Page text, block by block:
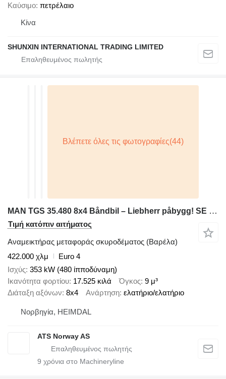
Καύσιμο πετρέλαιο
Κίνα
SHUNXIN INTERNATIONAL TRADING LIMITED
MAN TGS 35.480 8x4 Båndbil – Liebherr påbygg! SE VIDEO
Τιμή κατόπιν αιτήματος
Αναμεικτήρας μεταφοράς σκυροδέματος (Βαρέλα)
422.000 χλμ
Euro 4
Ισχύς 353 kW (480 ίπποδύναμη)
Ικανότητα φορτίου 17.525 κιλά Όγκος 9 μ³
Διάταξη αξόνων 8x4 Ανάρτηση ελατήριο/ελατήριο
Νορβηγία, HEIMDAL
ATS Norway AS
9 χρόνια στο Machineryline